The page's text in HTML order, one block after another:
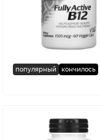
популярный кончилось